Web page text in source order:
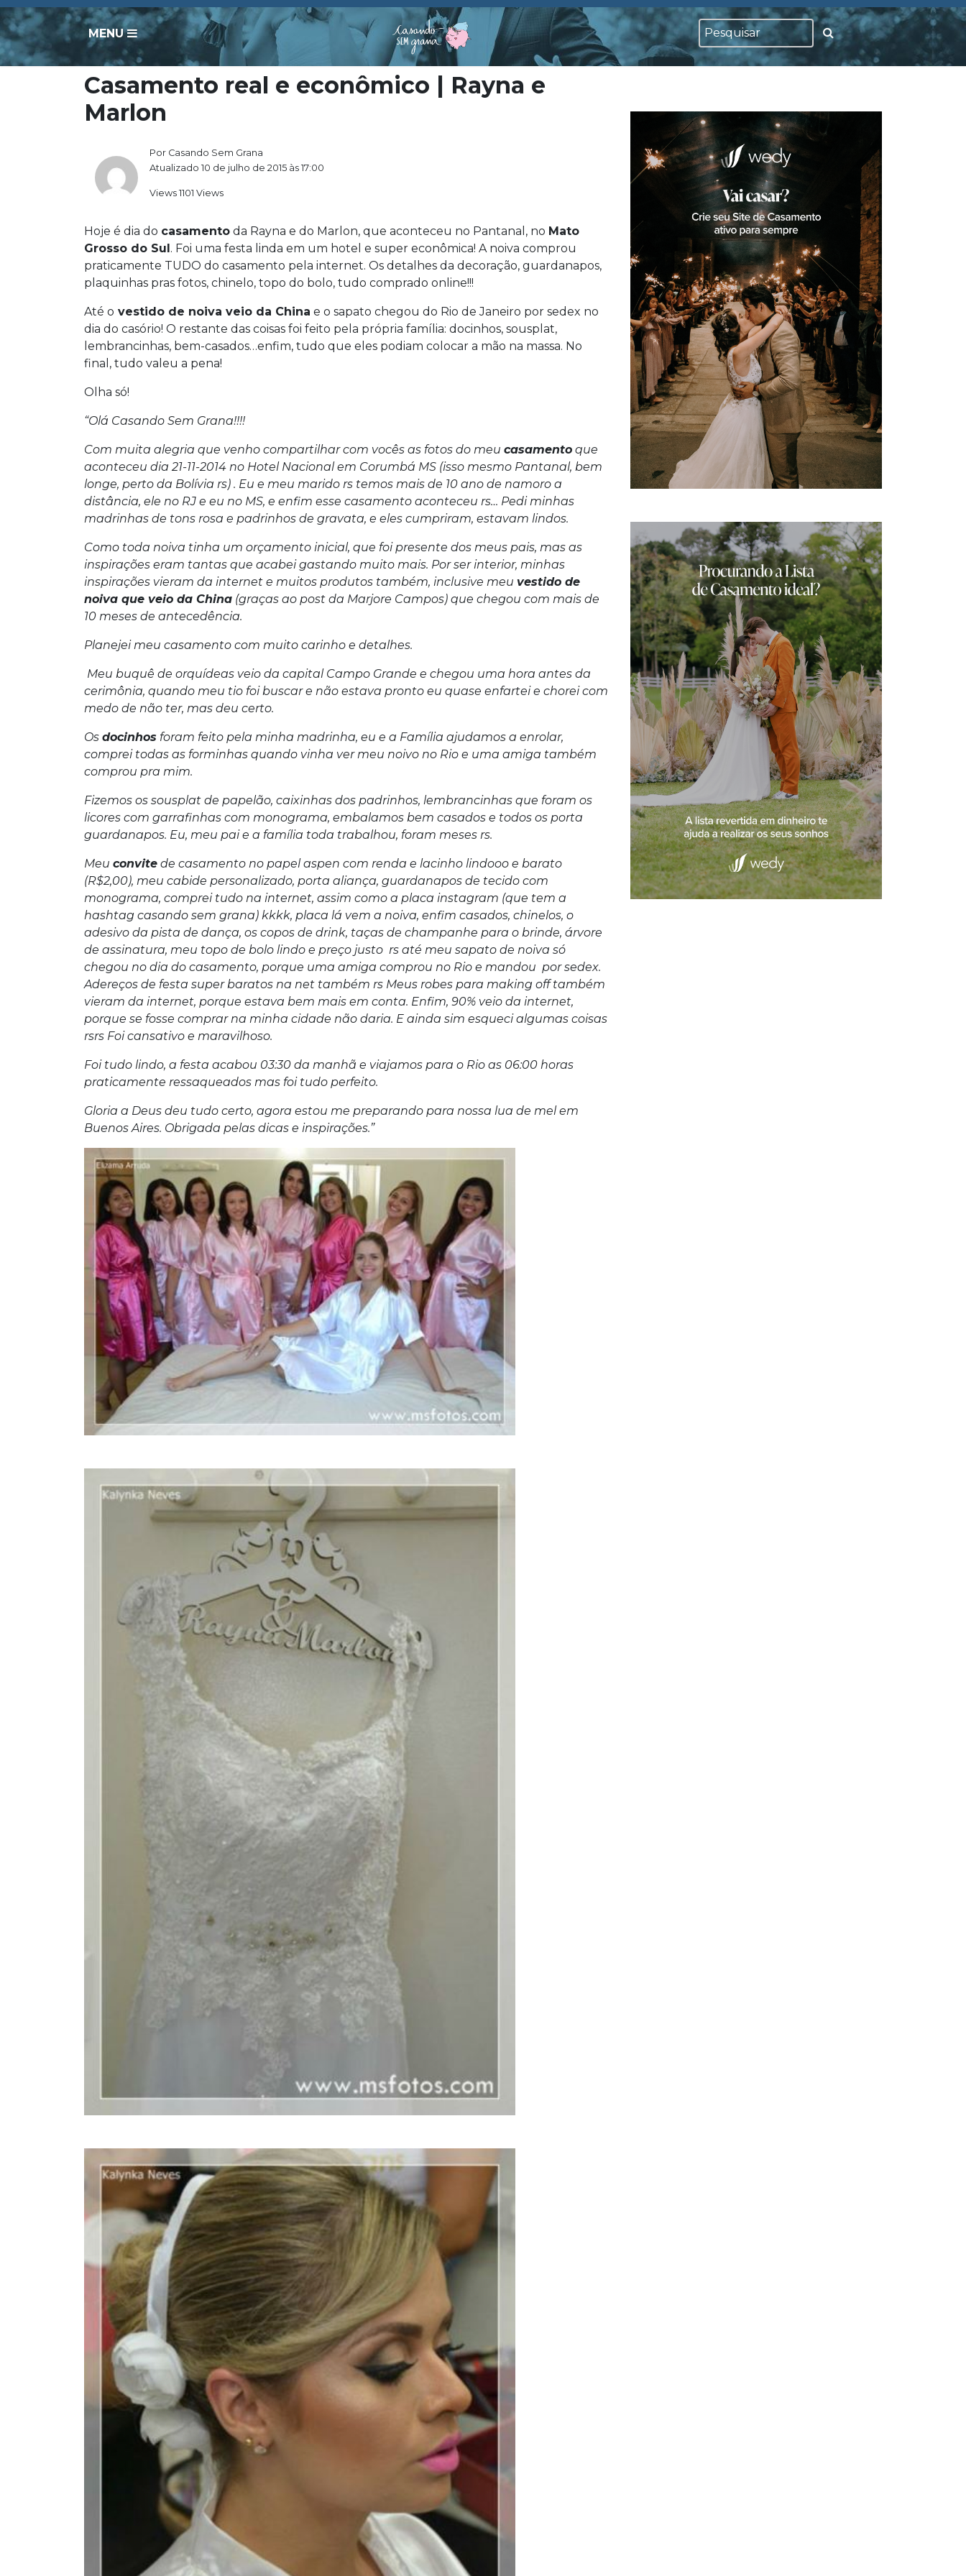
MENU
Casamento real e econômico | Rayna e
Marlon
Por Casando Sem Grana
Atualizado 10 de julho de 2015 às 17:00
Views 1101 Views
Hoje é dia do casamento da Rayna e do Marlon, que aconteceu no Pantanal, no Mato
Grosso do Sul. Foi uma festa linda em um hotel e super econômica! A noiva comprou
praticamente TUDO do casamento pela internet. Os detalhes da decoração, guardanapos,
plaquinhas pras fotos, chinelo, topo do bolo, tudo comprado online!!!
Até o vestido de noiva veio da China e o sapato chegou do Rio de Janeiro por sedex no
dia do casório! O restante das coisas foi feito pela própria família: docinhos, sousplat,
lembrancinhas, bem-casados…enfim, tudo que eles podiam colocar a mão na massa. No
final, tudo valeu a pena!
Olha só!
“Olá Casando Sem Grana!!!!
Com muita alegria que venho compartilhar com vocês as fotos do meu casamento que
aconteceu dia 21-11-2014 no Hotel Nacional em Corumbá MS (isso mesmo Pantanal, bem
longe, perto da Bolívia rs) . Eu e meu marido rs temos mais de 10 ano de namoro a
distância, ele no RJ e eu no MS, e enfim esse casamento aconteceu rs… Pedi minhas
madrinhas de tons rosa e padrinhos de gravata, e eles cumpriram, estavam lindos.
Como toda noiva tinha um orçamento inicial, que foi presente dos meus pais, mas as
inspirações eram tantas que acabei gastando muito mais. Por ser interior, minhas
inspirações vieram da internet e muitos produtos também, inclusive meu vestido de
noiva que veio da China (graças ao post da Marjore Campos) que chegou com mais de
10 meses de antecedência.
Planejei meu casamento com muito carinho e detalhes.
Meu buquê de orquídeas veio da capital Campo Grande e chegou uma hora antes da
cerimônia, quando meu tio foi buscar e não estava pronto eu quase enfartei e chorei com
medo de não ter, mas deu certo.
Os docinhos foram feito pela minha madrinha, eu e a Família ajudamos a enrolar,
comprei todas as forminhas quando vinha ver meu noivo no Rio e uma amiga também
comprou pra mim.
Fizemos os sousplat de papelão, caixinhas dos padrinhos, lembrancinhas que foram os
licores com garrafinhas com monograma, embalamos bem casados e todos os porta
guardanapos. Eu, meu pai e a família toda trabalhou, foram meses rs.
Meu convite de casamento no papel aspen com renda e lacinho lindooo e barato
(R$2,00), meu cabide personalizado, porta aliança, guardanapos de tecido com
monograma, comprei tudo na internet, assim como a placa instagram (que tem a
hashtag casando sem grana) kkkk, placa lá vem a noiva, enfim casados, chinelos, o
adesivo da pista de dança, os copos de drink, taças de champanhe para o brinde, árvore
de assinatura, meu topo de bolo lindo e preço justo rs até meu sapato de noiva só
chegou no dia do casamento, porque uma amiga comprou no Rio e mandou por sedex.
Adereços de festa super baratos na net também rs Meus robes para making off também
vieram da internet, porque estava bem mais em conta. Enfim, 90% veio da internet,
porque se fosse comprar na minha cidade não daria. E ainda sim esqueci algumas coisas
rsrs Foi cansativo e maravilhoso.
Foi tudo lindo, a festa acabou 03:30 da manhã e viajamos para o Rio as 06:00 horas
praticamente ressaqueados mas foi tudo perfeito.
Gloria a Deus deu tudo certo, agora estou me preparando para nossa lua de mel em
Buenos Aires. Obrigada pelas dicas e inspirações.”